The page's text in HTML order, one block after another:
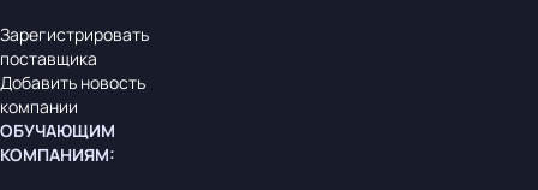
Зарегистрировать
поставщика
Добавить новость
компании
ОБУЧАЮЩИМ
КОМПАНИЯМ: